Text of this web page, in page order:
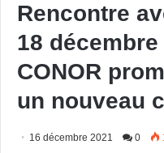
Rencontre
18 décembre
CONOR
un nouveau
16 décembre 2021 0